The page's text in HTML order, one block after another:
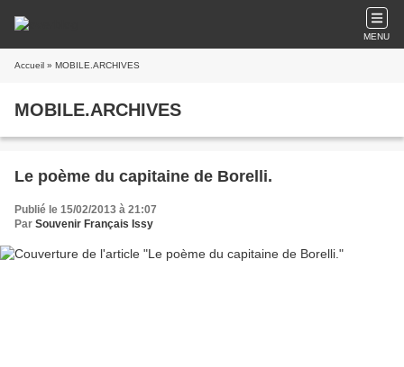
MENU
Accueil » MOBILE.ARCHIVES
MOBILE.ARCHIVES
Le poème du capitaine de Borelli.
Publié le 15/02/2013 à 21:07
Par Souvenir Français Issy